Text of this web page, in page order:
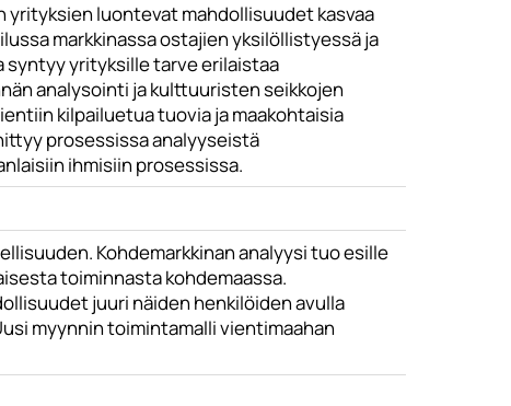
yrityksien luontevat mahdollisuudet kasvaa
markkinassa ostajien yksilöllistyessä ja
yrityksille tarve erilaistaa
analysointi ja kulttuuristen seikkojen
kilpailuetua tuovia ja maakohtaisia
prosessissa analyyseistä
ihmisiin prosessissa.
Kohdemarkkinan analyysi tuo esille
toiminnasta kohdemaassa.
juuri näiden henkilöiden avulla
myynnin toimintamalli vientimaahan